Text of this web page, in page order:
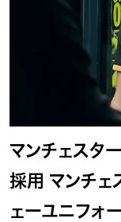
マンチェスタ
採用 マンチェ
ェーユニフォ